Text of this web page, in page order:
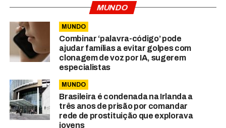
MUNDO
MUNDO
Combinar ‘palavra-código’ pode
ajudar famílias a evitar golpes com
clonagem de voz por IA, sugerem
especialistas
MUNDO
Brasileira é condenada na Irlanda a
três anos de prisão por comandar
rede de prostituição que explorava
jovens